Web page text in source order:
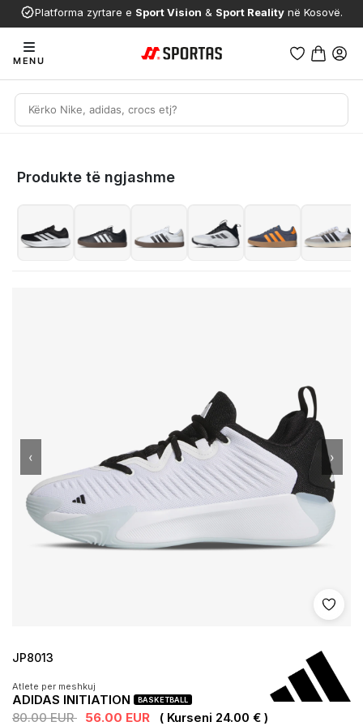
Platforma zyrtare e Sport Vision & Sport Reality në Kosovë.
MENU
Produkte të ngjashme
Shto
‹ ›
JP8013
Atlete per meshkuj
ADIDAS INITIATION BASKETBALL
80.00 EUR 56.00 EUR ( Kurseni 24.00 € )